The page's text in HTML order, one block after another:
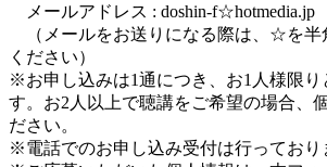
メールアドレス : doshin-f☆hotmedia.jp
（メールをお送りになる際は、☆を半
ください）
※お申し込みは1通につき、お1人様限り
す。お2人以上で聴講をご希望の場合、
ださい。
※電話でのお申し込み受付は行っており